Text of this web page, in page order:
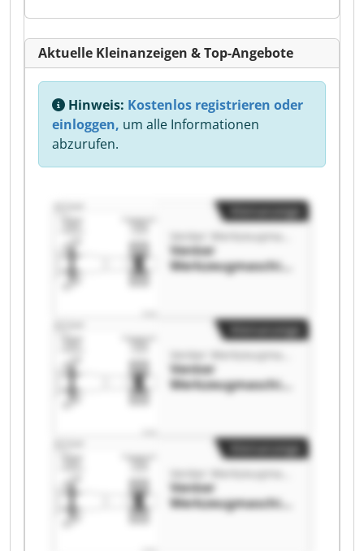
Aktuelle Kleinanzeigen & Top-Angebote
Hinweis: Kostenlos registrieren oder
einloggen, um alle Informationen
abzurufen.
Venker
Werkzeugmaschin
en GmbH Venker
en GmbH
Venker
Werkzeugmaschin
en GmbH Venker
en GmbH
Kleinanzeige
Venker
Werkzeugmaschin
en GmbH Venker
Kleinanzeige